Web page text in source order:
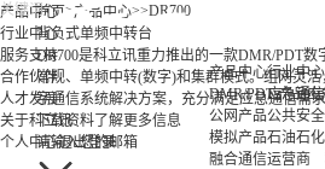
产品中心
DMR/PDT 产品
公网产品
模拟产品
融合通信
应
行业中心
应急通信
公共安全
石油石化
运营商
产品中心
行业中心
服务支持
合作伙伴
人才发展
关于科立讯
个人中心退出登录
首页>产品中心>>DR700
背负式单频中转台
DR700是科立讯重力推出的一款DMR/PDT
常规、单频中转(数字)和集群模式。组网灵
字通信系统解决方案，充分满足应急通信需
下载资料 了解更多信息
请输入您的邮箱